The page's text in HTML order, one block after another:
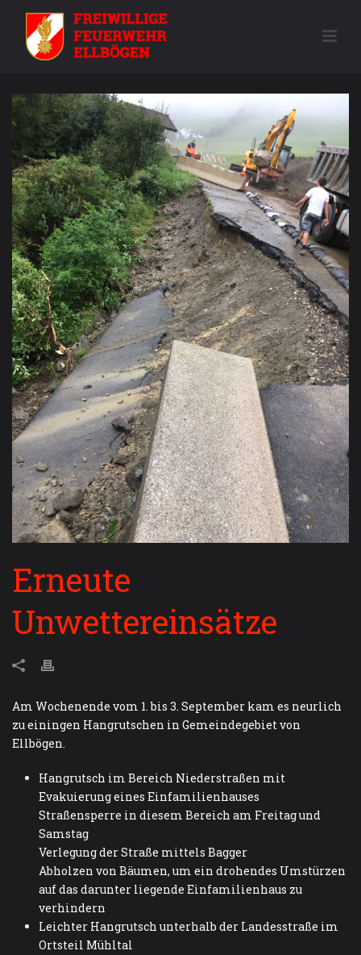
Erneute
Unwettereinsätze
Am Wochenende vom 1. bis 3. September kam es neurlich
zu einingen Hangrutschen in Gemeindegebiet von
Ellbögen.
Hangrutsch im Bereich Niederstraßen mit
Evakuierung eines Einfamilienhauses
Straßensperre in diesem Bereich am Freitag und
Samstag
Verlegung der Straße mittels Bagger
Abholzen von Bäumen, um ein drohendes Umstürzen
auf das darunter liegende Einfamilienhaus zu
verhindern
Leichter Hangrutsch unterhalb der Landesstraße im
Ortsteil Mühltal